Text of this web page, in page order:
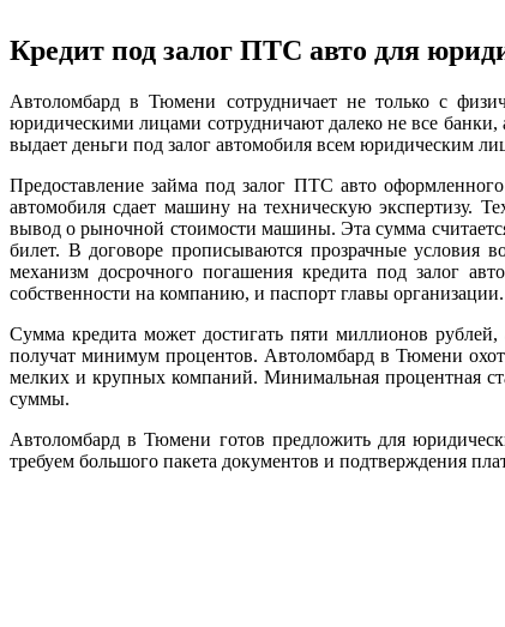
Кредит под залог ПТС авто для
Автоломбард в Тюмени сотрудничает не только с
юридическими лицами сотрудничают далеко не все
выдает деньги под залог автомобиля всем юридическим
Предоставление займа под залог ПТС авто
автомобиля сдает машину на техническую экспертизу.
вывод о рыночной стоимости машины. Эта сумма
билет. В договоре прописываются прозрачные условия
механизм досрочного погашения кредита под залог
собственности на компанию, и паспорт главы организации.
Сумма кредита может достигать пяти миллионов
получат минимум процентов. Автоломбард в Тюмени
мелких и крупных компаний. Минимальная процентная
суммы.
Автоломбард в Тюмени готов предложить для
требуем большого пакета документов и подтверждения